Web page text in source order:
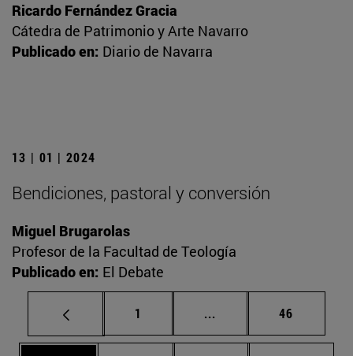
Ricardo Fernández Gracia
Cátedra de Patrimonio y Arte Navarro
Publicado en: Diario de Navarra
13 | 01 | 2024
Bendiciones, pastoral y conversión
Miguel Brugarolas
Profesor de la Facultad de Teología
Publicado en: El Debate
Página
1 ... Páginas intermedias
Página
46